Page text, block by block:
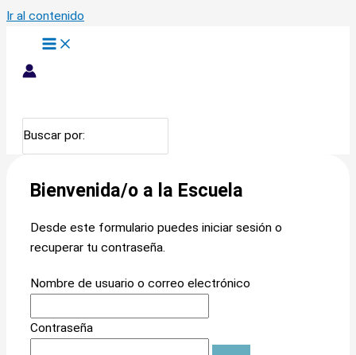
Ir al contenido
Buscar por:
Bienvenida/o a la Escuela
Desde este formulario puedes iniciar sesión o
recuperar tu contraseña.
Nombre de usuario o correo electrónico
Contraseña